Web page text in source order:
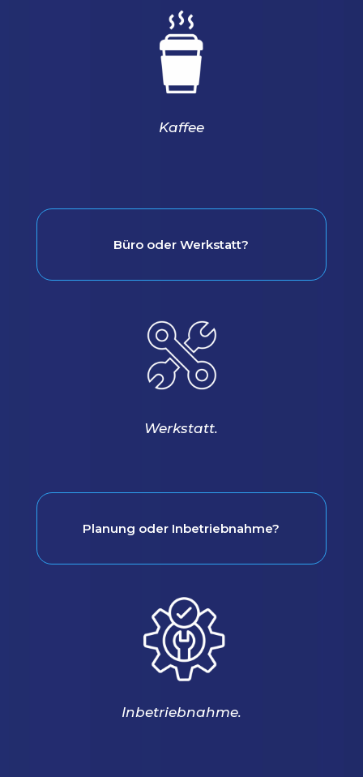
Kaffee
Büro oder Werkstatt?
Werkstatt.
Planung oder Inbetriebnahme?
Inbetriebnahme.